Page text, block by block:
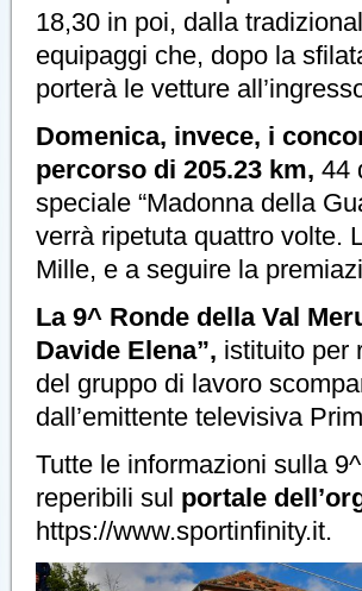
18,30 in poi, dalla
equipaggi che, dopo la
porterà le vetture
Domenica, invece, i
percorso di 205.23 km, 44
speciale “Madonna della
verrà ripetuta quattro volte.
Mille, e a seguire la
La 9^ Ronde della Val
Davide Elena”, istituito per
del gruppo di lavoro
dall’emittente televisiva
Tutte le informazioni sulla
reperibili sul portale
https://www.sportinfinity.it.